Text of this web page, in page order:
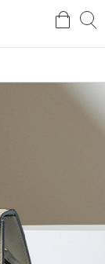
검